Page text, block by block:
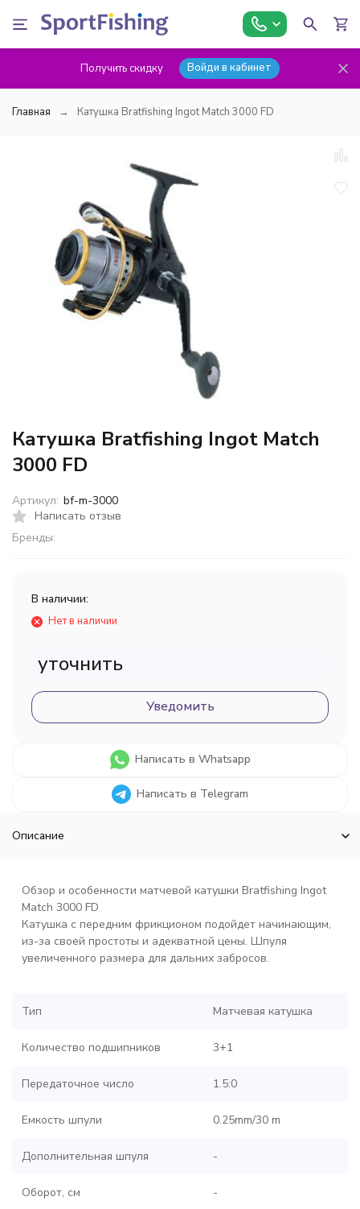
Получить скидку Войди в кабинет
Главная Катушка Bratfishing Ingot Match 3000 FD
Катушка Bratfishing Ingot Match
3000 FD
Написать отзыв
Бренды:
Артикул: bf-m-3000
В наличии:
Нет в наличии
уточнить
Уведомить
Написать в Whatsapp
Написать в Telegram
Описание
Обзор и особенности матчевой катушки Bratfishing Ingot
Match 3000 FD
Катушка с передним фрикционом подойдет начинающим,
из-за своей простоты и адекватной цены. Шпуля
увеличенного размера для дальних забросов.
Тип Матчевая катушка
Количество подшипников 3+1
Передаточное число 1.5:0
Емкость шпули 0.25mm/30 m
Дополнительная шпуля -
Оборот, см -